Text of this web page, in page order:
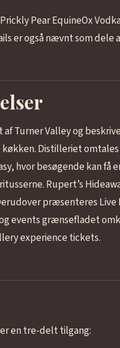
Pear EquineOx
er også nævnt som dele
Turner Valley og
Distilleriet omtales
hvor besøgende kan
Rupert’s
præsenteres Live
events grænsefladet
experience tickets.
en tre-delt tilgang: